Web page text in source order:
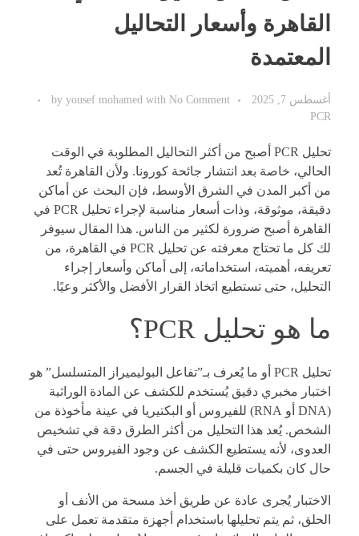
القاهرة وأسعار التحاليل
المعتمدة
أغسطس 7, 2025 by yousef mohamed with No Comment
PCR
تحليل PCR أصبح من أكثر التحاليل المطلوبة في الوقت
الحالي، خاصة بعد انتشار جائحة كورونا. ولأن القاهرة تُعد
من أكبر المدن في الشرق الأوسط، فإن البحث عن أماكن
دقيقة، موثوقة، وذات أسعار مناسبة لإجراء تحليل PCR في
القاهرة أصبح ضرورة لكثير من الناس. هذا المقال سيوفر
لك كل ما تحتاج معرفته عن تحليل PCR في القاهرة، من
تعريفه، أهميته، استخداماته، إلى أماكن وأسعار إجراء
التحليل، حتى تستطيع اتخاذ القرار الأفضل والأكثر وعيًا.
ما هو تحليل PCR؟
تحليل PCR أو ما يُعرف بـ”تفاعل البوليميراز المتسلسل” هو
اختبار مخبري دقيق يُستخدم للكشف عن المادة الوراثية
(DNA أو RNA) للفيروس أو البكتيريا في عينة مأخوذة من
الشخص. يُعد هذا التحليل من أكثر الطرق دقة في تشخيص
العدوى، لأنه يستطيع الكشف عن وجود الفيروس حتى في
حال كان بكميات قليلة في الجسم.
الاختبار يُجرى عادة عن طريق أخذ مسحة من الأنف أو
الحلق، ثم يتم تحليلها باستخدام أجهزة متقدمة تعمل على